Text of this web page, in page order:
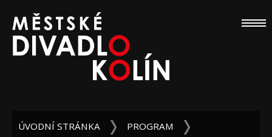
ÚVODNÍ STRÁNKA
PROGRAM